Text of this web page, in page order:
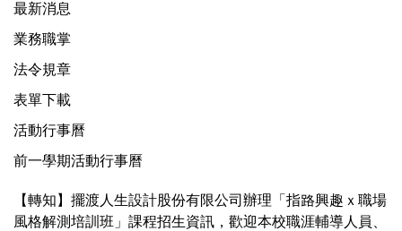
最新消息
業務職掌
法令規章
表單下載
活動行事曆
前一學期活動行事曆
【轉知】擺渡人生設計股份有限公司辦理「指路興趣ｘ職場
風格解測培訓班」課程招生資訊，歡迎本校職涯輔導人員、